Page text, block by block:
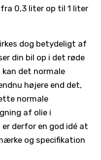
0,3 liter op til 1 liter
dog betydeligt af
din bil op i det røde
det normale
højere end det,
normale
af olie i
derfor en god idé at
og specifikation